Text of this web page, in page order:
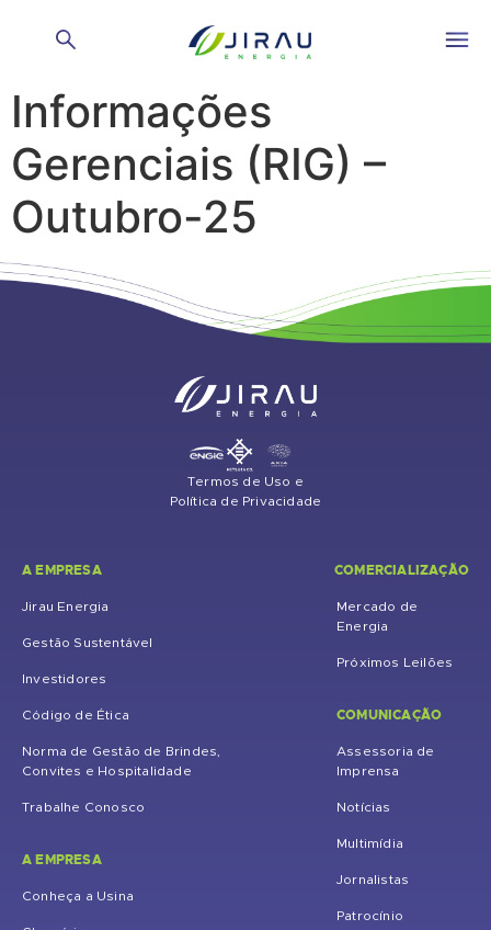
Relatório de
Informações
Gerenciais (RIG) –
Outubro-25
Termos de Uso e
Política de Privacidade
A EMPRESA
Jirau Energia
Gestão Sustentável
Investidores
Código de Ética
Norma de Gestão de Brindes,
Convites e Hospitalidade
Trabalhe Conosco
A EMPRESA
Conheça a Usina
COMERCIALIZAÇÃO
Mercado de
Energia
Próximos Leilões
COMUNICAÇÃO
Assessoria de
Imprensa
Notícias
Multimídia
Jornalistas
Patrocínio